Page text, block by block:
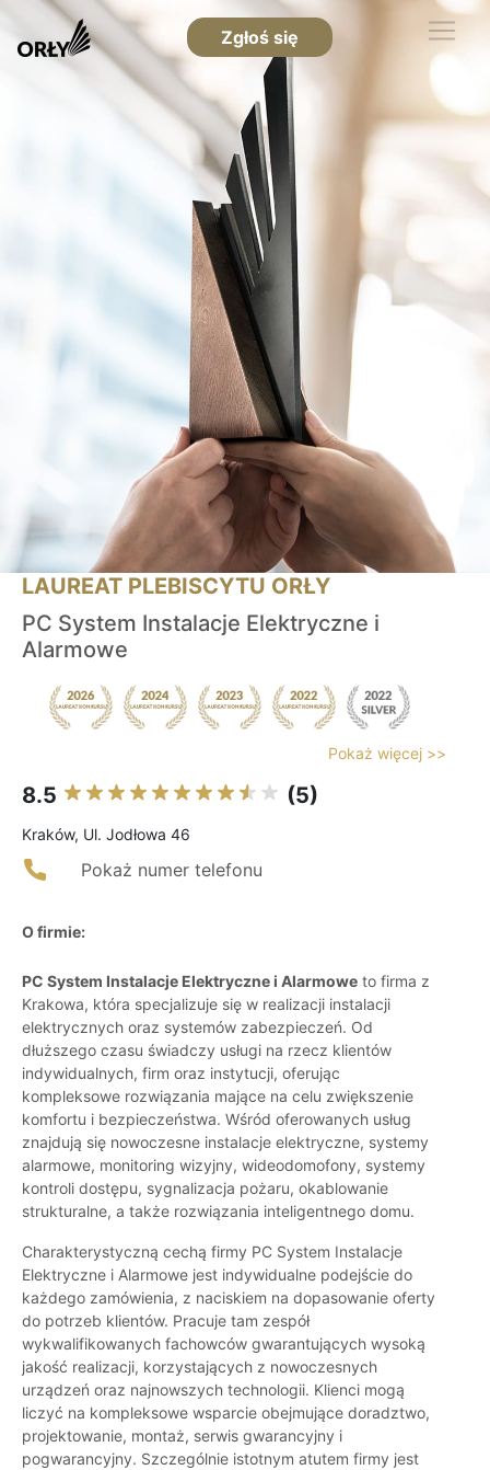
Zgłoś się
LAUREAT PLEBISCYTU ORŁY
PC System Instalacje Elektryczne i
Alarmowe
Pokaż więcej >>
8.5 (5)
Kraków, Ul. Jodłowa 46
Pokaż numer telefonu
O firmie:
PC System Instalacje Elektryczne i Alarmowe to firma z
Krakowa, która specjalizuje się w realizacji instalacji
elektrycznych oraz systemów zabezpieczeń. Od
dłuższego czasu świadczy usługi na rzecz klientów
indywidualnych, firm oraz instytucji, oferując
kompleksowe rozwiązania mające na celu zwiększenie
komfortu i bezpieczeństwa. Wśród oferowanych usług
znajdują się nowoczesne instalacje elektryczne, systemy
alarmowe, monitoring wizyjny, wideodomofony, systemy
kontroli dostępu, sygnalizacja pożaru, okablowanie
strukturalne, a także rozwiązania inteligentnego domu.
Charakterystyczną cechą firmy PC System Instalacje
Elektryczne i Alarmowe jest indywidualne podejście do
każdego zamówienia, z naciskiem na dopasowanie oferty
do potrzeb klientów. Pracuje tam zespół
wykwalifikowanych fachowców gwarantujących wysoką
jakość realizacji, korzystających z nowoczesnych
urządzeń oraz najnowszych technologii. Klienci mogą
liczyć na kompleksowe wsparcie obejmujące doradztwo,
projektowanie, montaż, serwis gwarancyjny i
pogwarancyjny. Szczególnie istotnym atutem firmy jest